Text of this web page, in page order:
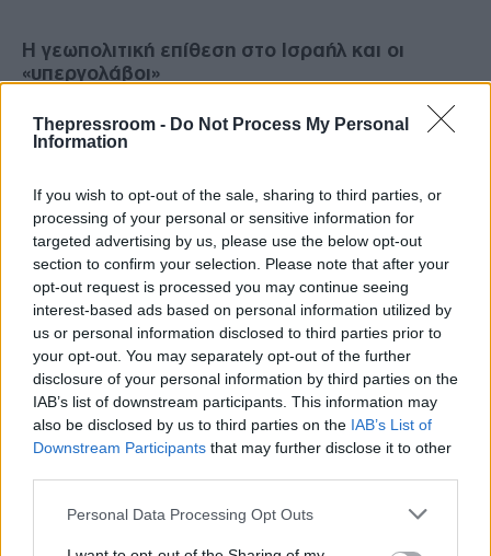
Thepressroom - Do Not Process My Personal
Information
If you wish to opt-out of the sale, sharing to third parties, or
processing of your personal or sensitive information for
targeted advertising by us, please use the below opt-out
section to confirm your selection. Please note that after your
opt-out request is processed you may continue seeing
interest-based ads based on personal information utilized by
us or personal information disclosed to third parties prior to
your opt-out. You may separately opt-out of the further
disclosure of your personal information by third parties on the
IAB’s list of downstream participants. This information may
also be disclosed by us to third parties on the IAB’s List of
Downstream Participants that may further disclose it to other
Please note that this website/app uses one or more Google
Personal Data Processing Opt Outs
Η γεωπολιτική επίθεση στο Ισραήλ και οι
«υπεργολάβοι»
Ο Τούρκος πρόεδρος εξαπέλυσε δριμεία επίθεση
κατά του Ισραήλ, χαρακτηρίζοντας τη σιωνιστική
αποσταθεροποιεί τη Μεσόγειο και την Αφρική.
Χωρίς να τις κατονομάσει, έβαλε στο στόχαστρό
του και χώρες της περιοχής, τις οποίες
υποβάθμισε ως «μικρές οντότητες με φιλοδοξίες
μεγαλύτερες από το μπόι τους», κατηγορώντας
τις ότι λειτουργούν ως «υπεργολάβοι» των
ισραηλινών σχεδιασμών.
«Μην κυνηγάτε περιπέτειες»
Το μήνυμα του Ερντογάν προς τους συμμάχους
του Ισραήλ στην περιοχή ήταν απόλυτο. Κάλεσε
όλες τις πλευρές να μην εμπλακούν σε